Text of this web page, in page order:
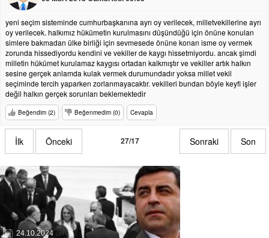
yeni seçim sisteminde cumhurbaşkanına ayrı oy verilecek, milletvekillerine ayrı
oy verilecek. halkımız hükümetin kurulmasını düşündüğü için önüne konulan
simlere bakmadan ülke birliği için sevmesede önüne konan isme oy vermek
zorunda hissediyordu kendini ve vekiller de kaygı hissetmiyordu. ancak şimdi
milletin hükümet kurulamaz kaygısı ortadan kalkmıştır ve vekiller artık halkın
sesine gerçek anlamda kulak vermek durumundadır yoksa millet vekil
seçiminde tercih yaparken zorlanmayacaktır. vekilleri bundan böyle keyfi işler
değil halkın gerçek sorunları beklemektedir
Beğendim (2) Beğenmedim (0) Cevapla
İlk Önceki 27/17 Sonraki Son
24.10.2024